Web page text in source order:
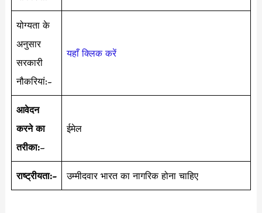
योग्यता के
अनुसार
सरकारी
नौकरियां:-
यहाँ क्लिक करें
आवेदन
करने का
तरीका:–
ईमेल
राष्ट्रीयता:- उम्मीदवार भारत का नागरिक होना चाहिए